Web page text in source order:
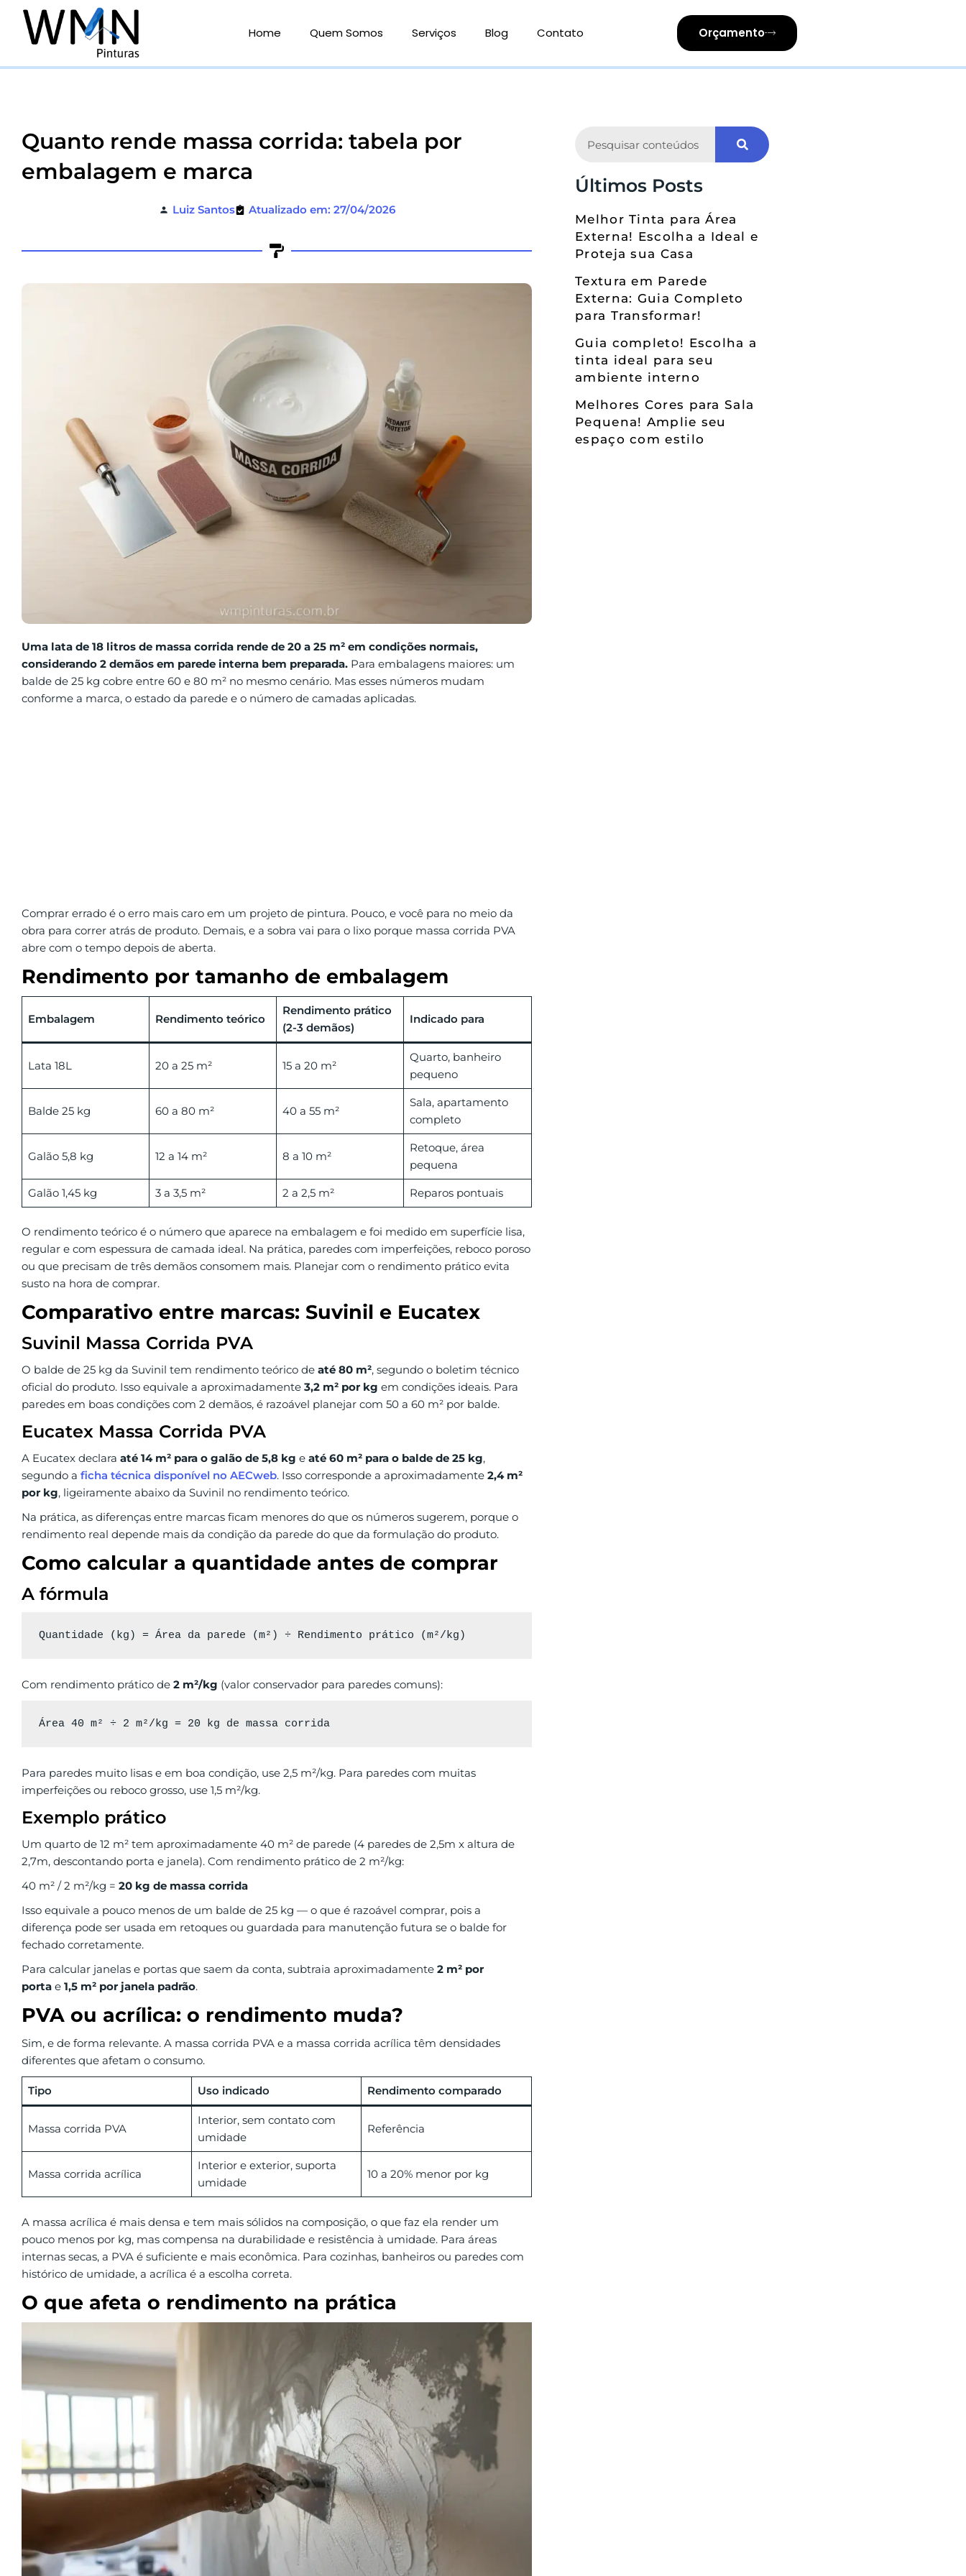
Home Quem Somos Serviços Blog Contato Orçamento
Quanto rende massa corrida: tabela por
embalagem e marca
Luiz Santos Atualizado em: 27/04/2026
Uma lata de 18 litros de massa corrida rende de 20 a 25 m² em condições normais,
considerando 2 demãos em parede interna bem preparada. Para embalagens maiores: um
balde de 25 kg cobre entre 60 e 80 m² no mesmo cenário. Mas esses números mudam
conforme a marca, o estado da parede e o número de camadas aplicadas.
Comprar errado é o erro mais caro em um projeto de pintura. Pouco, e você para no meio da
obra para correr atrás de produto. Demais, e a sobra vai para o lixo porque massa corrida PVA
abre com o tempo depois de aberta.
Rendimento por tamanho de embalagem
Embalagem Rendimento teórico
Rendimento prático
(2-3 demãos)
Indicado para
Lata 18L 20 a 25 m² 15 a 20 m²
Quarto, banheiro
pequeno
Balde 25 kg 60 a 80 m² 40 a 55 m²
Sala, apartamento
completo
Galão 5,8 kg 12 a 14 m² 8 a 10 m²
Retoque, área
pequena
Galão 1,45 kg 3 a 3,5 m² 2 a 2,5 m² Reparos pontuais
O rendimento teórico é o número que aparece na embalagem e foi medido em superfície lisa,
regular e com espessura de camada ideal. Na prática, paredes com imperfeições, reboco poroso
ou que precisam de três demãos consomem mais. Planejar com o rendimento prático evita
susto na hora de comprar.
Comparativo entre marcas: Suvinil e Eucatex
Suvinil Massa Corrida PVA
O balde de 25 kg da Suvinil tem rendimento teórico de até 80 m², segundo o boletim técnico
oficial do produto. Isso equivale a aproximadamente 3,2 m² por kg em condições ideais. Para
paredes em boas condições com 2 demãos, é razoável planejar com 50 a 60 m² por balde.
Eucatex Massa Corrida PVA
A Eucatex declara até 14 m² para o galão de 5,8 kg e até 60 m² para o balde de 25 kg,
segundo a ficha técnica disponível no AECweb. Isso corresponde a aproximadamente 2,4 m²
por kg, ligeiramente abaixo da Suvinil no rendimento teórico.
Na prática, as diferenças entre marcas ficam menores do que os números sugerem, porque o
rendimento real depende mais da condição da parede do que da formulação do produto.
Como calcular a quantidade antes de comprar
A fórmula
Com rendimento prático de 2 m²/kg (valor conservador para paredes comuns):
Para paredes muito lisas e em boa condição, use 2,5 m²/kg. Para paredes com muitas
imperfeições ou reboco grosso, use 1,5 m²/kg.
Exemplo prático
Um quarto de 12 m² tem aproximadamente 40 m² de parede (4 paredes de 2,5m x altura de
2,7m, descontando porta e janela). Com rendimento prático de 2 m²/kg:
40 m² / 2 m²/kg = 20 kg de massa corrida
Isso equivale a pouco menos de um balde de 25 kg — o que é razoável comprar, pois a
diferença pode ser usada em retoques ou guardada para manutenção futura se o balde for
fechado corretamente.
Para calcular janelas e portas que saem da conta, subtraia aproximadamente 2 m² por
porta e 1,5 m² por janela padrão.
PVA ou acrílica: o rendimento muda?
Sim, e de forma relevante. A massa corrida PVA e a massa corrida acrílica têm densidades
diferentes que afetam o consumo.
Tipo Uso indicado Rendimento comparado
Massa corrida PVA
Interior, sem contato com
umidade
Referência
Massa corrida acrílica
Interior e exterior, suporta
umidade
10 a 20% menor por kg
A massa acrílica é mais densa e tem mais sólidos na composição, o que faz ela render um
pouco menos por kg, mas compensa na durabilidade e resistência à umidade. Para áreas
internas secas, a PVA é suficiente e mais econômica. Para cozinhas, banheiros ou paredes com
histórico de umidade, a acrílica é a escolha correta.
O que afeta o rendimento na prática
Últimos Posts
Melhor Tinta para Área
Externa! Escolha a Ideal e
Proteja sua Casa
Textura em Parede
Externa: Guia Completo
para Transformar!
Guia completo! Escolha a
tinta ideal para seu
ambiente interno
Melhores Cores para Sala
Pequena! Amplie seu
espaço com estilo